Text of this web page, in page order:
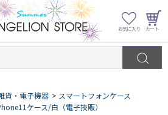
貨・電子機器 > スマートフォンケース
ケース/白（電子技販）